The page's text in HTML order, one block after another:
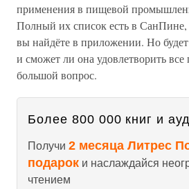
применения в пищевой
Полный их список есть в СанПине,
вы найдёте в приложении. Но будет
и сможет ли она удовлетворить все
большой вопрос.
Более 800 000 книг и
Получи 2 месяца Литрес
подарок и наслаждайся
чтением